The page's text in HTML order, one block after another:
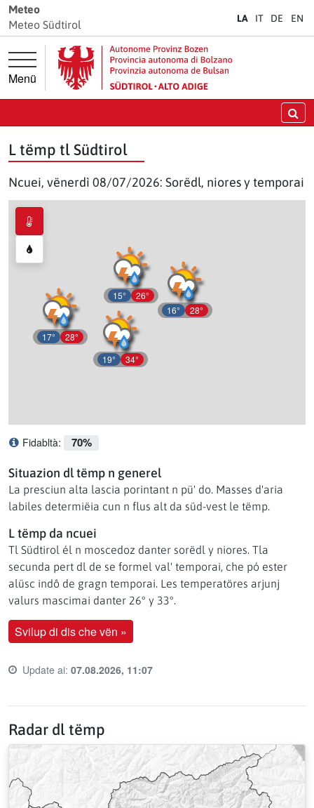
Jì diretamënter ala navigazion prinzipela
Jì diretamënter al cuntenut
Meteo
Meteo Südtirol
LA IT DE EN
Menü
L tëmp tl Südtirol
Ncuei, vënerdì 08/07/2026: Sorëdl, niores y temporai
17° 28°
15° 26°
19° 34°
16° 28°
Fidabltà: 70%
Situazion dl tëmp n generel
La presciun alta lascia porintant n pü' do. Masses d'aria
labiles determiëia cun n flus alt da süd-vest le tëmp.
L tëmp da ncuei
Tl Südtirol él n moscedoz danter sorëdl y niores. Tla
secunda pert dl de se formel val' temporai, che pó ester
alüsc indô de gragn temporai. Les temperatöres arjunj
valurs mascimai danter 26° y 33°.
Svilup di dis che vën »
Last update time:
Update ai: 07.08.2026, 11:07
Radar dl tëmp